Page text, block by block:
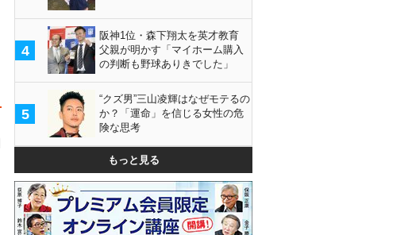
4
阪神1位・森下翔太を英才教育
父親が明かす「マイホーム購入
の判断も野球ありきでした」
5
“クズ男”三山凌輝はなぜモテるの
か？「運命」を信じる女性の危
険な思考
もっと見る